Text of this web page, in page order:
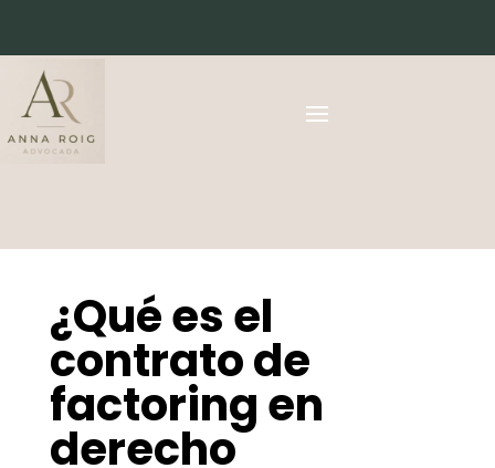
¿Qué es el
contrato de
factoring en
derecho